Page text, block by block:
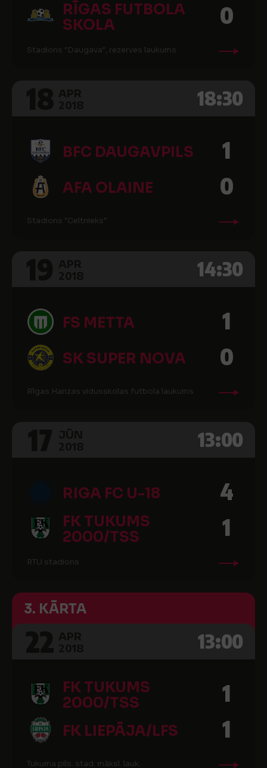
RĪGAS FUTBOLA
SKOLA
0
Stadions "Daugava", rezerves laukums
18:30
BFC DAUGAVPILS 1
AFA OLAINE 0
Stadions "Celtnieks"
14:30
FS METTA 1
SK SUPER NOVA 0
Rīgas Hanzas vidusskolas futbola laukums
13:00
RIGA FC U-18 4
FK TUKUMS
2000/TSS
1
RTU stadions
3. KĀRTA
13:00
FK TUKUMS
2000/TSS
1
FK LIEPĀJA/LFS 1
Tukuma pils. stad. māksl. lauk.